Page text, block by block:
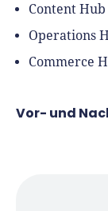
Content Hub
Operations
Commerce
Vor- und